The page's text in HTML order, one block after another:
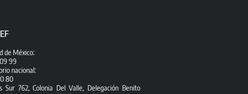
de México:
99
nacional:
80
Sur 762, Colonia Del Valle, Delegación Benito